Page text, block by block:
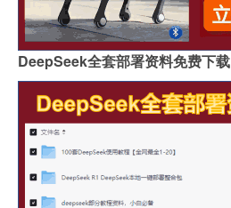
DeepSeek全套部署资料免费下载